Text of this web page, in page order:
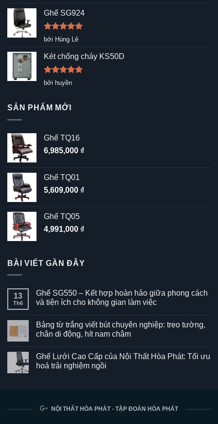
sao
Ghế SG924
Được xếp
5
sao
bởi Hùng Lê
Két chống cháy KS50D
Được xếp
hạng5
bởi huyền
SẢN PHẨM MỚI
Ghế TQ16
6,985,000 ₫
Ghế TQ01
5,609,000 ₫
Ghế TQ05
4,991,000 ₫
BÀI VIẾT GẦN ĐÂY
13
Th6
Ghế SG550 – Kết hợp hoàn hảo giữa phong cách
và tiện ích cho không gian làm việc
bình
luận
ở
–
Kết
hợp
và
Bảng từ trắng viết bút chuyên nghiệp: treo tường,
chân di động, hít nam châm
bình
luận
ở
chuyên
Ghế Lưới Cao Cấp của Nội Thất Hòa Phát: Tối ưu
hoá trải nghiệm ngồi
Ghế
NỘI THẤT HÒA PHÁT - TẬP ĐOÀN HÒA PHÁT